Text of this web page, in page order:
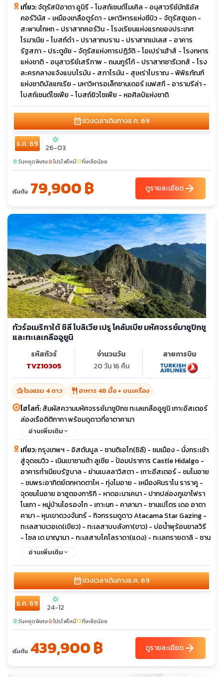
เที่ยว:จัตุรัสปิอาตา อูนิรี - โบสถ์เซนต์ไมเคิล - อนุสาวรีย์มัทธิอัส
คอร์วินัส - เหมืองเกลือตูร์ดา - มหาวิหารแห่งซีบิว - จัตุรัสฮูเอท -
สะพานโกหก - ปราสาทคอร์วิน - โรงเรียนแห่งแรกของประเทศ
โรมาเนีย - โบสถ์ดำ - ปราสาทบราน - ปราสาทเปเลส - อาคาร
รัฐสภา - ประตูชัย - จัตุรัสแห่งการปฏิวัติ - โอเปร่าเฮ้าส์ - โรงทหาร
แห่งชาติ - อนุสาวรีย์เสรีภาพ - ถนนกูร์โก้ - ปราสาทซารีเวทส์ - โรง
ละครกลางแจ้งแบบโรมัน - สภาโรมัน - สุเหร่าโบราณ - พิพิธภัณฑ์
แห่งชาติบัลแกเรีย - มหาวิหารอเล็กซานเดอร์ เนฟสกี - อารามรีล่า -
โบสถ์เซนต์โซเฟีย - โบสถ์ยิวโซเฟีย - หอศิลป์แห่งชาติ
calendar_monthช่วงเวลาเดินทางธ.ค. 69
ธ.ค. 69 sunny
26-03
sunnyวันหยุดพิเศษlocal_fire_departmentโปรไฟไหม้confirmation_numberที่เหลือน้อย
เริ่มต้น 79,900 ฿ ดูรายละเอียดarrow_forward
ทัวร์อเมริกาใต้ ชิลี โบลิเวีย เปรู โคลัมเบีย มหัศจรรย์มาชูปิกชู
และทะเลเกลืออูยูนิ
รหัสทัวร์
TVZ10305
จำนวนวัน
20 วัน 16 คืน
สายการบิน
hotel_classโรงแรม 4 ดาว restaurant อาหาร 48 มื้อ + บนเครื่อง
ไฮไลท์:สัมผัสความมหัศจรรย์มาชูปิกช ทะเลเกลืออูยูนิ เกาะอีสเตอร์
ล่องเรือติติกากา พร้อมดูดาวที่อาตาคามา
อ่านเพิ่มเติม
เที่ยว:กรุงเทพฯ - อิสตันบูล - ซานติเอโก(ชิลี) - ชมเมือง - นั่งกระเช้า
สู่จุดชมวิว - เนินเขาซานต้า ลูเชีย - ป้อมปราการ Castle Hidalgo -
อาคารทำเนียบรัฐบาล - ย่านเบลลาวิสตา - เกาะอีสเตอร์ - ชมโมอาย
- ชมพระอาทิตย์ตกหาดตาไห - ทุ่งโมอาย - เหมืองหินราโน ราราคู -
จุดชมโมอาย อาฮูตองการิกิ - หาดอะนาเคนา - ปากปล่องภูเขาไฟรา
โนเกา - หมู่บ้านโอรองโก - เกาะนก - คาลามา - ซานเปโตร เดอ อาตา
คามา - หุบเขาดวงจันทร์ - กิจกรรมดูดาว Atacama Star Gazing -
ทะเลสาบเวอเด(เขียว) - ทะเลสาบบลังกา(ขาว) - บ่อน้ำพุร้อนชาลวิรี
- โซล เด มาญานา - ทะเลสาบโคโลราดา(แดง) - ทะเลทรายดาลิ - ซาน
คริสโตบอล - เมืองอูยูนิ - สุสานรถไฟ - ทะเลเกลืออูยูนิ - เกาะอินคา
ซานฟรานซิสโก - เมืองโบราณติวานาคู - วิหารคาลาชาซายา -
ปูโน(เปรู) - วิหารชูกุยโต - ล่องเรือชมทะเลสาบติติกากา - เกาะลอย
น้ำ Uros - เกาะทาควิล - สิ ลันทานิ - เมืองโบราณปูคารา - เมืองโบรา
ณรัคชี - คุซโค - กำแพงหิน 12 Side Stone - ป้อมซัคเซย์วามัน - ซา
เครด วัลเลย์ - ป้อมปราการโอยันไทตำโบ - มาชู ปิคชู - ลิมา - พีระมิด
ดิน Huaca Huallamarca - ย่านมิราฟลอเร - โบโกต้า(โคลัมเบีย) -
โกลด์ มิวเซี่ยม - ย่านลา กันเดลาริอา - พลาซ่า เด โบลิวาร์ - จุดชมวิว
มอนเซอร์ราเต
อ่านเพิ่มเติม
calendar_monthช่วงเวลาเดินทางธ.ค. 69
ธ.ค. 69 sunny
24-12
sunnyวันหยุดพิเศษlocal_fire_departmentโปรไฟไหม้confirmation_numberที่เหลือน้อย
เริ่มต้น 439,900 ฿ ดูรายละเอียดarrow_forward